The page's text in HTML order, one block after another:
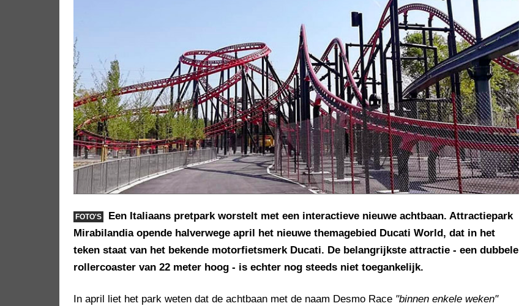
FOTO'S
Een Italiaans pretpark worstelt met een interactieve nieuwe achtbaan. Attractiepark
Mirabilandia opende halverwege april het nieuwe themagebied Ducati World, dat in het
teken staat van het bekende motorfietsmerk Ducati. De belangrijkste attractie - een dubbele
rollercoaster van 22 meter hoog - is echter nog steeds niet toegankelijk.
In april liet het park weten dat de achtbaan met de naam Desmo Race "binnen enkele weken"